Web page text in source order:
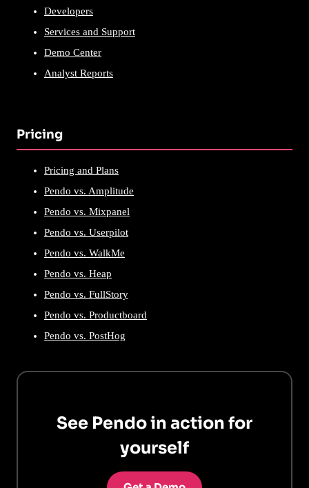
Developers
Services and Support
Demo Center
Analyst Reports
Pricing
Pricing and Plans
Pendo vs. Amplitude
Pendo vs. Mixpanel
Pendo vs. Userpilot
Pendo vs. WalkMe
Pendo vs. Heap
Pendo vs. FullStory
Pendo vs. Productboard
Pendo vs. PostHog
See Pendo in action for
yourself